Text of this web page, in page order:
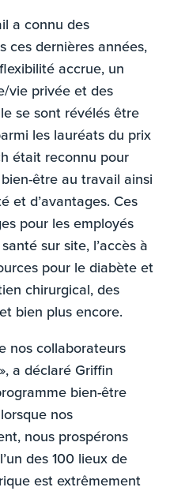
a connu des
ces dernières années,
accrue, un
vie privée et des
se sont révélés être
les lauréats du prix
était reconnu pour
être au travail ainsi
et d’avantages. Ces
pour les employés
sur site, l’accès à
pour le diabète et
chirurgical, des
bien plus encore.
nos collaborateurs
a déclaré Griffin
bien-être
nos
nous prospérons
des 100 lieux de
est extrêmement